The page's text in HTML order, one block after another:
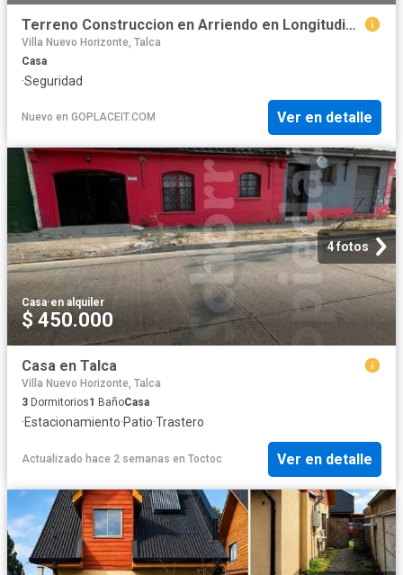
Terreno Construccion en Arriendo en Longitudinal Sur N°3455 Frente a Ruta 5
Villa Nuevo Horizonte, Talca
Casa
·Seguridad
Nuevo en GOPLACEIT.COM Ver en detalle
4 fotos
Casa·en alquiler
$ 450.000
Casa en Talca
Villa Nuevo Horizonte, Talca
3 Dormitorios1 BañoCasa
·Estacionamiento·Patio·Trastero
Actualizado hace 2 semanas en Toctoc Ver en detalle